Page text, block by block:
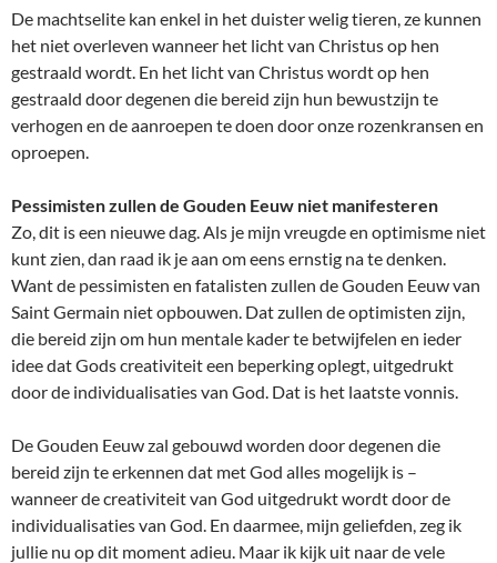
De machtselite kan enkel in het duister welig tieren, ze kunnen
het niet overleven wanneer het licht van Christus op hen
gestraald wordt. En het licht van Christus wordt op hen
gestraald door degenen die bereid zijn hun bewustzijn te
verhogen en de aanroepen te doen door onze rozenkransen en
oproepen.
Pessimisten zullen de Gouden Eeuw niet manifesteren
Zo, dit is een nieuwe dag. Als je mijn vreugde en optimisme niet
kunt zien, dan raad ik je aan om eens ernstig na te denken.
Want de pessimisten en fatalisten zullen de Gouden Eeuw van
Saint Germain niet opbouwen. Dat zullen de optimisten zijn,
die bereid zijn om hun mentale kader te betwijfelen en ieder
idee dat Gods creativiteit een beperking oplegt, uitgedrukt
door de individualisaties van God. Dat is het laatste vonnis.
De Gouden Eeuw zal gebouwd worden door degenen die
bereid zijn te erkennen dat met God alles mogelijk is –
wanneer de creativiteit van God uitgedrukt wordt door de
individualisaties van God. En daarmee, mijn geliefden, zeg ik
jullie nu op dit moment adieu. Maar ik kijk uit naar de vele